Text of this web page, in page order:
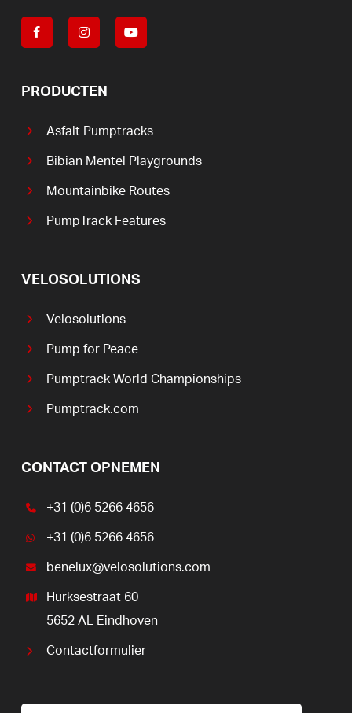
PRODUCTEN
Asfalt Pumptracks
Bibian Mentel Playgrounds
Mountainbike Routes
PumpTrack Features
VELOSOLUTIONS
Velosolutions
Pump for Peace
Pumptrack World Championships
Pumptrack.com
CONTACT OPNEMEN
+31 (0)6 5266 4656
+31 (0)6 5266 4656
benelux@velosolutions.com
Hurksestraat 60
5652 AL Eindhoven
Contactformulier